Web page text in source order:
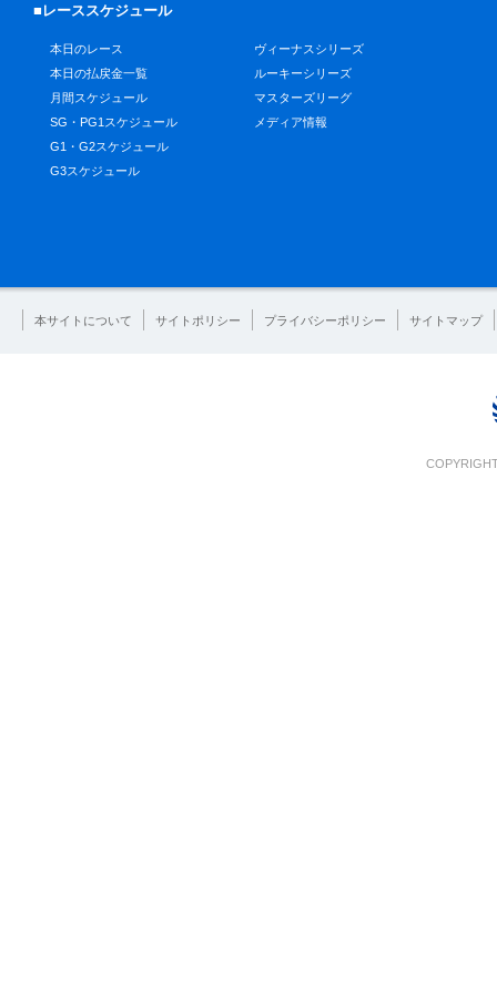
■レーススケジュール
本日のレース
本日の払戻金一覧
月間スケジュール
SG・PG1スケジュール
G1・G2スケジュール
G3スケジュール
ヴィーナスシリーズ
ルーキーシリーズ
マスターズリーグ
メディア情報
本サイトについて サイトポリシー プライバシーポリシー サイトマップ